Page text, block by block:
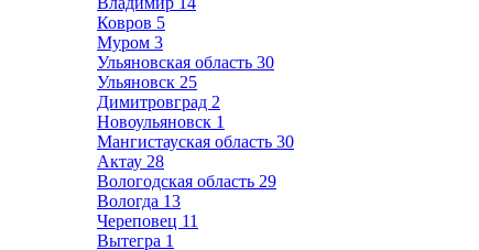
Ковров 5
Муром 3
Ульяновская область 30
Ульяновск 25
Димитровград 2
Новоульяновск 1
Мангистауская область 30
Актау 28
Вологодская область 29
Вологда 13
Череповец 11
Вытегра 1